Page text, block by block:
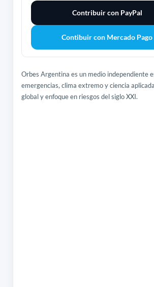
Contribuir con PayPal
Contibuir con Mercado Pago
Orbes Argentina es un medio independiente
emergencias, clima extremo y ciencia
global y enfoque en riesgos del siglo XXI.